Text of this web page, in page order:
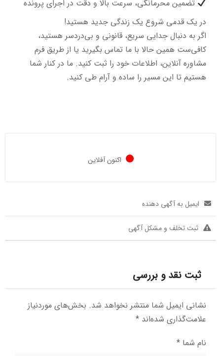
تضمین محرمانگی، سرعت بالا و دقت در اجرای پرونده
در یک قدمی شروع یک زندگی جدید هستید!
اگر به دنبال جدایی سریع، قانونی و بی‌دردسر هستید،
کافی‌ست همین حالا با ما تماس بگیرید یا از طریق فرم
مشاوره آنلاین، اطلاعات خود را ثبت کنید. ما در کنار شما
هستیم تا این مسیر را ساده و آرام طی کنید.
اکنون آفلاین
ایمیل به آگهی دهنده
ثبت تخلف و مشکل آگهی
ثبت نقد و بررسی
نشانی ایمیل شما منتشر نخواهد شد. بخش‌های موردنیاز
علامت‌گذاری شده‌اند *
نام شما *